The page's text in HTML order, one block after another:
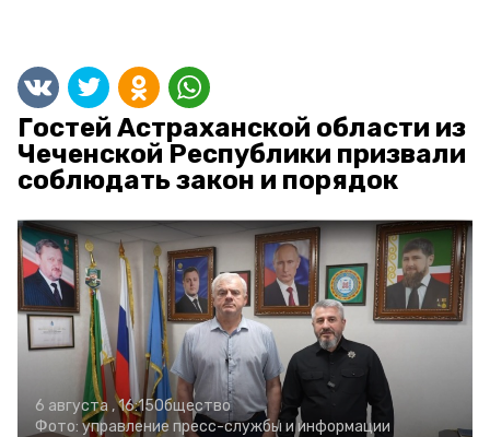
Гостей Астраханской области из
Чеченской Республики призвали
соблюдать закон и порядок
6 августа , 16:15Общество
Фото: управление пресс-службы и информации